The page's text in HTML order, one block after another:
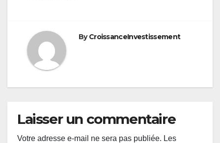
ByCroissanceInvestissement
Laisser un commentaire
Votre adresse e-mail ne sera pas publiée. Les